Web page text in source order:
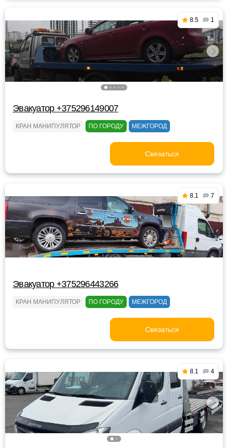
8.5 1
Эвакуатор +375296149007
КРАН МАНИПУЛЯТОР ПО ГОРОДУ МЕЖГОРОД
Связаться
8.1 7
Эвакуатор +375296443266
КРАН МАНИПУЛЯТОР ПО ГОРОДУ МЕЖГОРОД
Связаться
8.1 4